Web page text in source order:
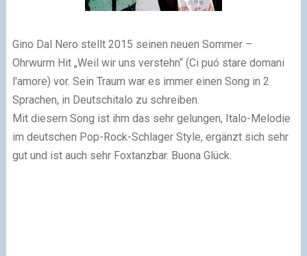
Gino Dal Nero stellt 2015 seinen neuen Sommer –
Ohrwurm Hit „Weil wir uns verstehn“ (Ci puó stare domani
l'amore) vor. Sein Traum war es immer einen Song in 2
Sprachen, in Deutschitalo zu schreiben.
Mit diesem Song ist ihm das sehr gelungen, Italo-Melodie
im deutschen Pop-Rock-Schlager Style, ergänzt sich sehr
gut und ist auch sehr Foxtanzbar. Buona Glück.